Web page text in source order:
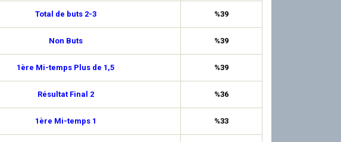
Total de buts 2-3 %39
Non Buts %39
1ère Mi-temps Plus de 1,5 %39
Résultat Final 2 %36
1ère Mi-temps 1 %33